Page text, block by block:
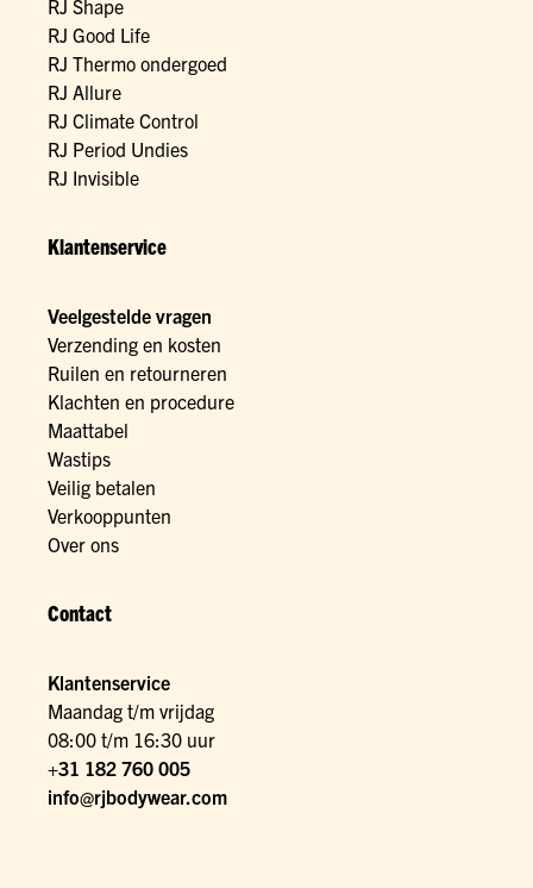
RJ Shape
RJ Good Life
RJ Thermo ondergoed
RJ Allure
RJ Climate Control
RJ Period Undies
RJ Invisible
Klantenservice
Veelgestelde vragen
Verzending en kosten
Ruilen en retourneren
Klachten en procedure
Maattabel
Wastips
Veilig betalen
Verkooppunten
Over ons
Contact
Klantenservice
Maandag t/m vrijdag
08:00 t/m 16:30 uur
+31 182 760 005
info@rjbodywear.com